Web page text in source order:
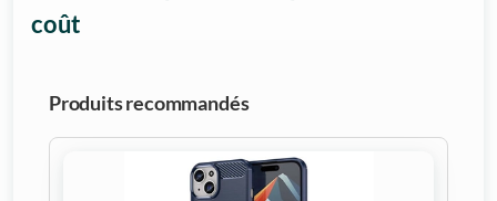
coût
Produits recommandés